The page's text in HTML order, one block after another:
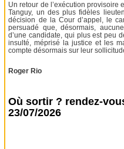
Un retour de l’exécution provisoire
Tanguy, un des plus fidèles
décision de la Cour d’appel, le
persuadé que, désormais,
d’une candidate, qui plus est peu
insulté, méprisé la justice et les
compte désormais sur leur
Roger Rio
Où sortir ? rendez-
23/07/2026